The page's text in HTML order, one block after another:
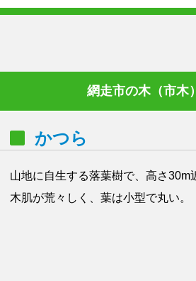
網走市の木（市木）
かつら
山地に自生する落葉樹で、高さ30m
木肌が荒々しく、葉は小型で丸い。